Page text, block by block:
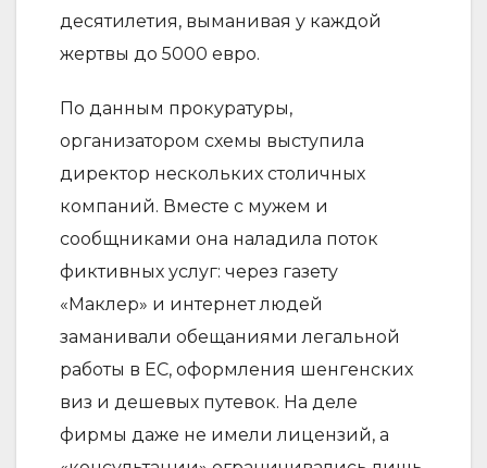
десятилетия, выманивая у каждой
жертвы до 5000 евро.
По данным прокуратуры,
организатором схемы выступила
директор нескольких столичных
компаний. Вместе с мужем и
сообщниками она наладила поток
фиктивных услуг: через газету
«Маклер» и интернет людей
заманивали обещаниями легальной
работы в ЕС, оформления шенгенских
виз и дешевых путевок. На деле
фирмы даже не имели лицензий, а